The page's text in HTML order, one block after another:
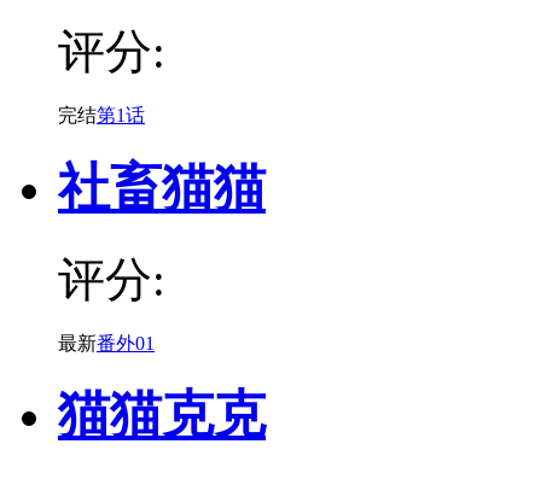
评分:
完结第1话
社畜猫猫
评分:
最新番外01
猫猫克克